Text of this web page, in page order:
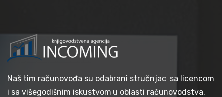
Naš tim računovođa su odabrani stručnjaci sa licencom
i sa višegodišnim iskustvom u oblasti računovodstva,